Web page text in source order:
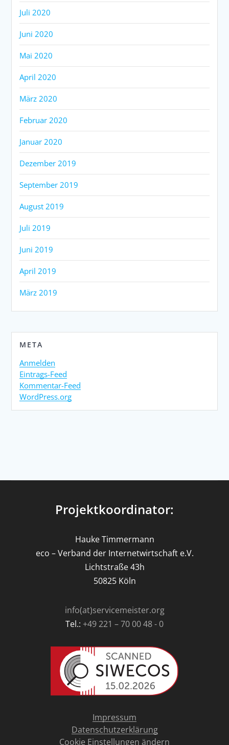
Juli 2020
Juni 2020
Mai 2020
April 2020
März 2020
Februar 2020
Januar 2020
Dezember 2019
September 2019
August 2019
Juli 2019
Juni 2019
April 2019
März 2019
META
Anmelden
Eintrags-Feed
Kommentar-Feed
WordPress.org
Projektkoordinator:
Hauke Timmermann
eco – Verband der Internetwirtschaft e.V.
Lichtstraße 43h
50825 Köln
info(at)servicemeister.org
Tel.: +49 221 – 70 00 48 - 0
Impressum
Datenschutzerklärung
Cookie Einstellungen ändern